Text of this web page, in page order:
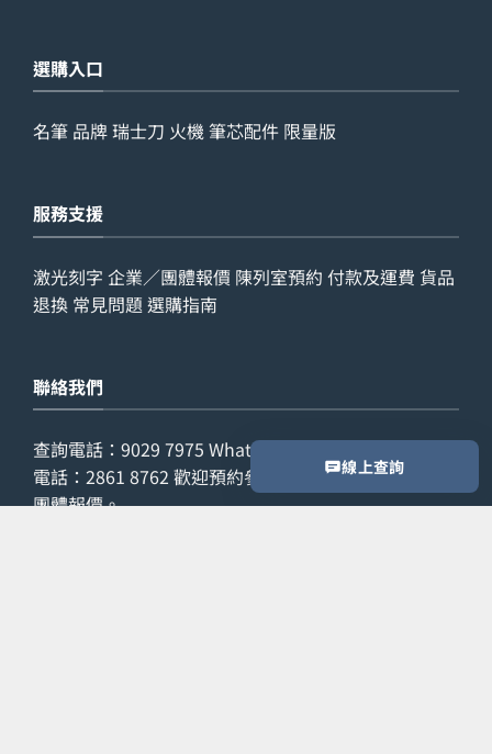
選購入口
名筆 品牌瑞士刀 火機筆芯配件 限量版
服務支援
激光刻字 企業／團體報價 陳列室預約 付款及運費 貨品
退換 常見問題 選購指南
聯絡我們
查詢電話： 9029 7975 WhatsApp：6538 6541辦公室
電話： 2861 8762 歡迎預約參觀陳列室，或索取公司／
團體報價。
線上查詢